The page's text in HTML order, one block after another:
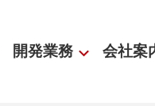
開発業務 会社案